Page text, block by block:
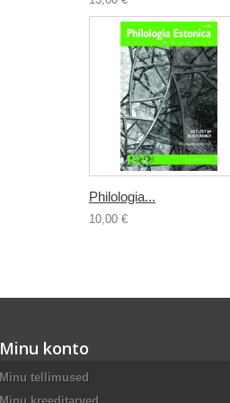
Philologia...
10,00 €
Minu konto
Minu tellimused